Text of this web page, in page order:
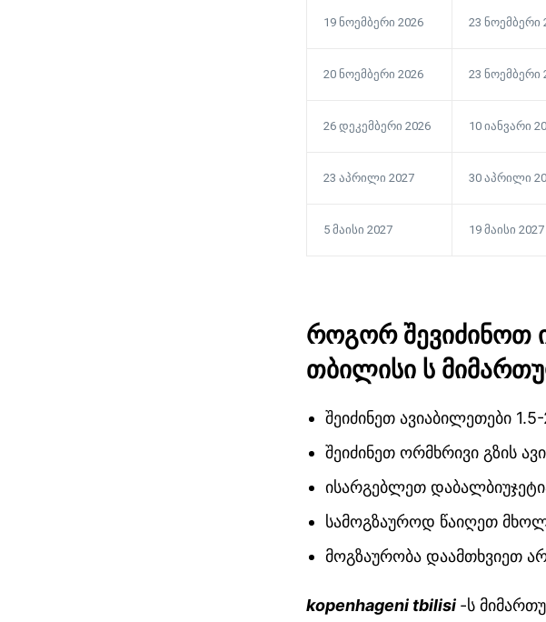
19 ნოემბერი 2026 23 ნოემბერი
20 ნოემბერი 2026 23 ნოემბერი
26 დეკემბერი 2026 10 იანვარი
23 აპრილი 2027 30 აპრილი
5 მაისი 2027 19 მაისი 2027
როგორ შევიძინოთ
თბილისი ს
შეიძინეთ ავიაბილეთები
შეიძინეთ ორმხრივი გზის
ისარგებლეთ
სამოგზაუროდ წაიღეთ
მოგზაურობა დაამთხვიეთ
kopenhageni tbilisi -ს